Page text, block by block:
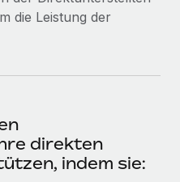
die Leistung der
direkten
indem sie: